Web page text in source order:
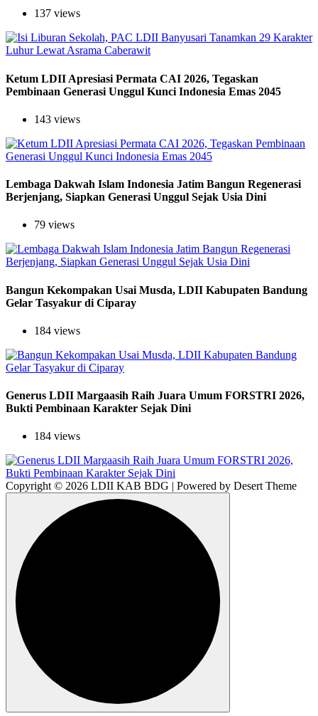
137 views
Ketum LDII Apresiasi Permata CAI 2026, Tegaskan
Pembinaan Generasi Unggul Kunci Indonesia Emas 2045
143 views
Lembaga Dakwah Islam Indonesia Jatim Bangun Regenerasi
Berjenjang, Siapkan Generasi Unggul Sejak Usia Dini
79 views
Bangun Kekompakan Usai Musda, LDII Kabupaten Bandung
Gelar Tasyakur di Ciparay
184 views
Generus LDII Margaasih Raih Juara Umum FORSTRI 2026,
Bukti Pembinaan Karakter Sejak Dini
184 views
Copyright © 2026 LDII KAB BDG | Powered by Desert Theme